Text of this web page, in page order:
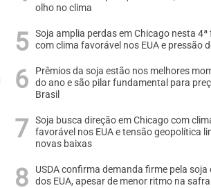
olho no clima
Soja amplia perdas em Chicago nesta 4ª
com clima favorável nos EUA e pressão
Prêmios da soja estão nos melhores
do ano e são pilar fundamental para
Brasil
Soja busca direção em Chicago com
favorável nos EUA e tensão geopolítica
novas baixas
USDA confirma demanda firme pela soja
dos EUA, apesar de menor ritmo na